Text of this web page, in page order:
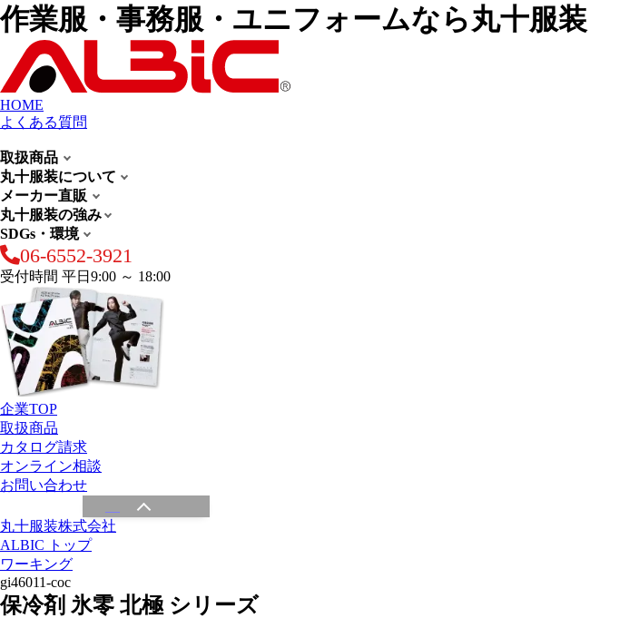
作業服・事務服・ユニフォームなら丸十服装
HOME
よくある質問
取扱商品
丸十服装について
メーカー直販
丸十服装の強み
SDGs・環境
06-6552-3921
受付時間 平日9:00 ～ 18:00
企業TOP
取扱商品
カタログ請求
オンライン相談
お問い合わせ
丸十服装株式会社
ALBIC トップ
ワーキング
gi46011-coc
保冷剤 氷零 北極 シリーズ